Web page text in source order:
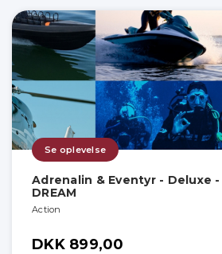
Se oplevelse
Adrenalin & Eventyr - Deluxe
DREAM
Action
DKK 899,00